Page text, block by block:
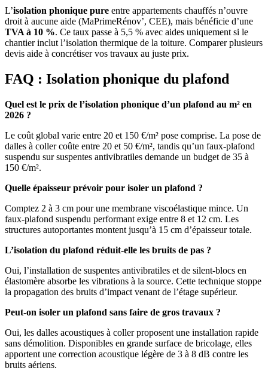
L’isolation phonique pure entre appartements chauffés n’ouvre
droit à aucune aide (MaPrimeRénov’, CEE), mais bénéficie d’une
TVA à 10 %. Ce taux passe à 5,5 % avec aides uniquement si le
chantier inclut l’isolation thermique de la toiture. Comparer plusieurs
devis aide à concrétiser vos travaux au juste prix.
FAQ : Isolation phonique du plafond
Quel est le prix de l’isolation phonique d’un plafond au m² en
2026 ?
Le coût global varie entre 20 et 150 €/m² pose comprise. La pose de
dalles à coller coûte entre 20 et 50 €/m², tandis qu’un faux-plafond
suspendu sur suspentes antivibratiles demande un budget de 35 à
150 €/m².
Quelle épaisseur prévoir pour isoler un plafond ?
Comptez 2 à 3 cm pour une membrane viscoélastique mince. Un
faux-plafond suspendu performant exige entre 8 et 12 cm. Les
structures autoportantes montent jusqu’à 15 cm d’épaisseur totale.
L’isolation du plafond réduit-elle les bruits de pas ?
Oui, l’installation de suspentes antivibratiles et de silent-blocs en
élastomère absorbe les vibrations à la source. Cette technique stoppe
la propagation des bruits d’impact venant de l’étage supérieur.
Peut-on isoler un plafond sans faire de gros travaux ?
Oui, les dalles acoustiques à coller proposent une installation rapide
sans démolition. Disponibles en grande surface de bricolage, elles
apportent une correction acoustique légère de 3 à 8 dB contre les
bruits aériens.